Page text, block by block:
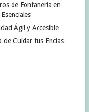
de Fontanería en
Ágil y Accesible
de Cuidar tus Encías